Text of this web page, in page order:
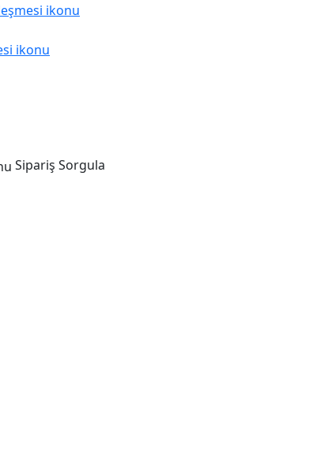
Sipariş Sorgula